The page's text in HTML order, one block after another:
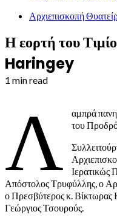
Αρχιεπισκοπή
Η εορτή του
Haringey
1 min read
Λ
αμπρά
του
Ιερατικώς
Απόστολος Τρυφύλλης, ο
ο Πρεσβύτερος κ. Βίκτωρας
Γεώργιος Τσουρούς.